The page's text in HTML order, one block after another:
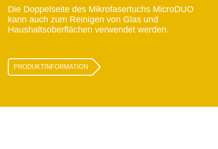
Die Doppelseite des Mikrofasertuchs MicroDUO
kann auch zum Reinigen von Glas und
Haushaltsoberflächen verwendet werden.
PRODUKTINFORMATION